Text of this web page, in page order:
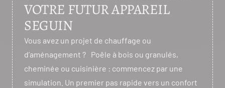
VOTRE FUTUR APPAREIL
SEGUIN
Vous avez un projet de chauffage ou
d’aménagement ? Poêle à bois ou granulés,
cheminée ou cuisinière : commencez par une
simulation. Un premier pas rapide vers un confort